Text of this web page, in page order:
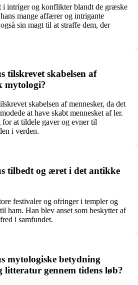
i intriger og konflikter blandt de græske
mange affærer og intrigante
sin magt til at straffe dem, der
tilskrevet skabelsen af
mytologi?
skabelsen af mennesker, da det
at have skabt mennesket af ler.
at tildele gaver og evner til
i verden.
tilbedt og æret i det antikke
festivaler og ofringer i templer og
ham. Han blev anset som beskytter af
i samfundet.
mytologiske betydning
litteratur gennem tidens løb?